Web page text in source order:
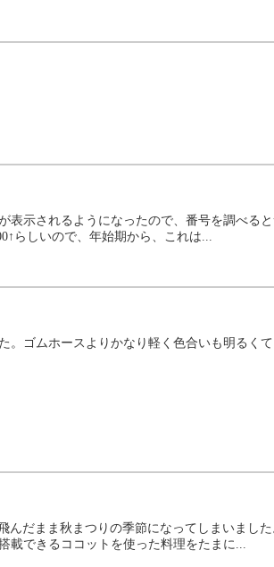
示されるようになったので、番号を調べる
らしいので、年始期から、これは...
ゴムホースよりかなり軽く色合いも明るく
だまま秋まつりの季節になってしまいまし
載できるココットを使った料理をたまに...